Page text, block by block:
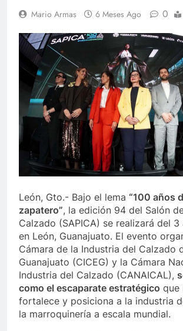
Mario Armas 6 Meses Ago 0
León, Gto.- Bajo el lema “100 años
zapatero”, la edición 94 del Salón
Calzado (SAPICA) se realizará del
en León, Guanajuato. El evento
Cámara de la Industria del Calzado
Guanajuato (CICEG) y la Cámara
Industria del Calzado (CANAICAL),
como el escaparate estratégico que
fortalece y posiciona a la industria
la marroquinería a escala mundial.